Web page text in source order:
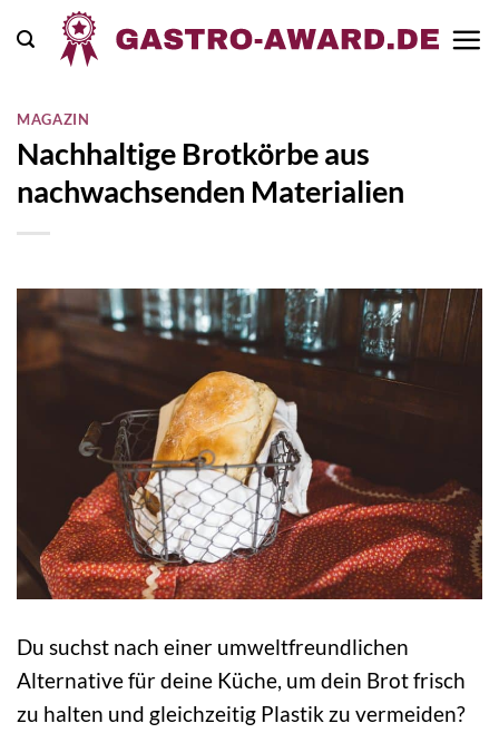
Inhalt
MAGAZIN
Nachhaltige Brotkörbe aus
nachwachsenden Materialien
Du suchst nach einer umweltfreundlichen
Alternative für deine Küche, um dein Brot frisch
zu halten und gleichzeitig Plastik zu vermeiden?